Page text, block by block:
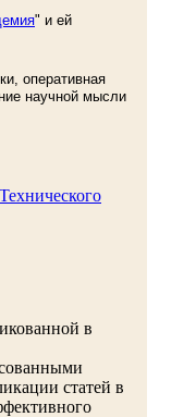
" и ей
оперативная
научной мысли
в
статей в